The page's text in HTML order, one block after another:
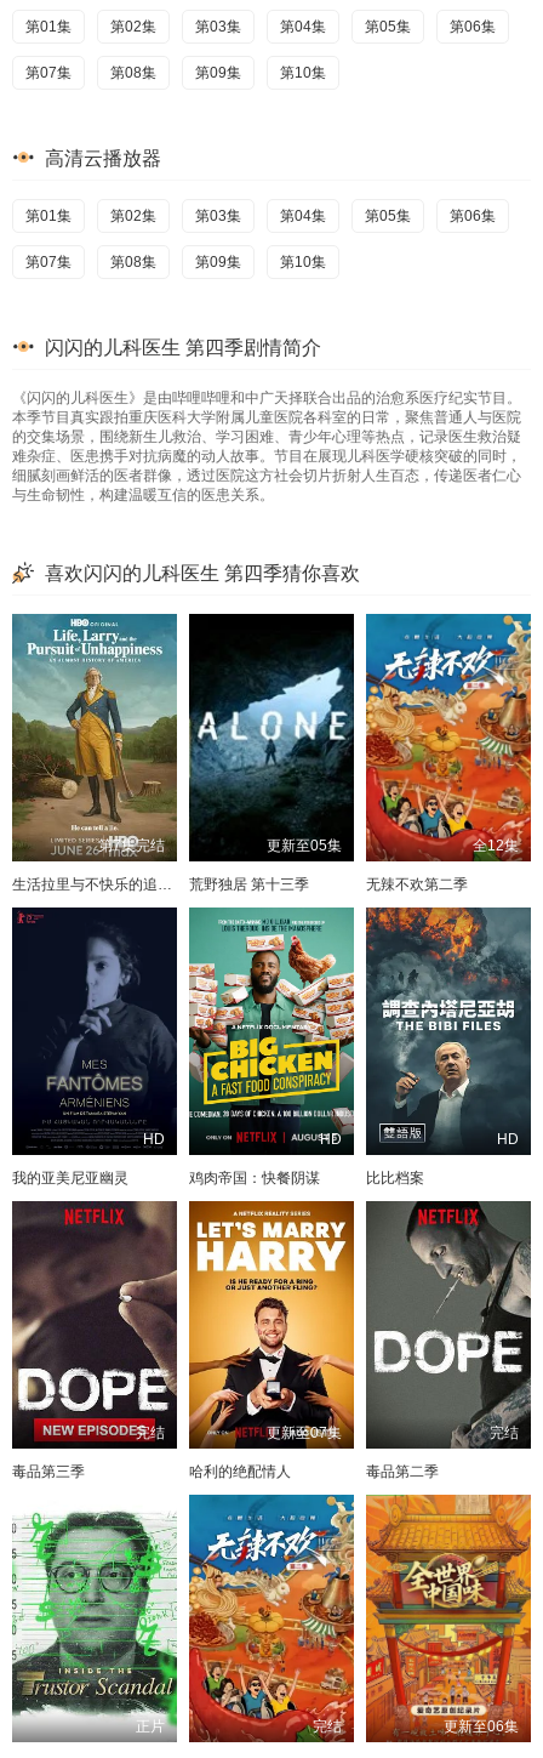
第01集 第02集 第03集 第04集 第05集 第06集
第07集 第08集 第09集 第10集
高清云播放器
第01集 第02集 第03集 第04集 第05集 第06集
第07集 第08集 第09集 第10集
闪闪的儿科医生 第四季剧情简介
《闪闪的儿科医生》是由哔哩哔哩和中广天择联合出品的治愈系医疗纪实节目。
本季节目真实跟拍重庆医科大学附属儿童医院各科室的日常，聚焦普通人与医院
的交集场景，围绕新生儿救治、学习困难、青少年心理等热点，记录医生救治疑
难杂症、医患携手对抗病魔的动人故事。节目在展现儿科医学硬核突破的同时，
细腻刻画鲜活的医者群像，透过医院这方社会切片折射人生百态，传递医者仁心
与生命韧性，构建温暖互信的医患关系。
喜欢闪闪的儿科医生 第四季猜你喜欢
第7集完结
生活拉里与不快乐的追求 一部美国史
更新至05集
荒野独居 第十三季
全12集
无辣不欢第二季
HD
我的亚美尼亚幽灵
HD
鸡肉帝国：快餐阴谋
HD
比比档案
完结
毒品第三季
更新至07集
哈利的绝配情人
完结
毒品第二季
正片 完结 更新至06集